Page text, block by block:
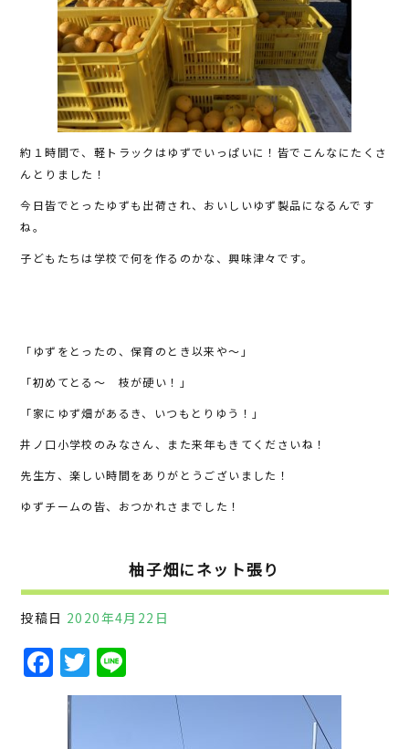
約１時間で、軽トラックはゆずでいっぱいに！皆でこんなにたくさ
んとりました！
今日皆でとったゆずも出荷され、おいしいゆず製品になるんです
ね。
子どもたちは学校で何を作るのかな、興味津々です。
「ゆずをとったの、保育のとき以来や～」
「初めてとる～ 枝が硬い！」
「家にゆず畑があるき、いつもとりゆう！」
井ノ口小学校のみなさん、また来年もきてくださいね！
先生方、楽しい時間をありがとうございました！
ゆずチームの皆、おつかれさまでした！
柚子畑にネット張り
投稿日 2020年4月22日
F
a
c
T
w n